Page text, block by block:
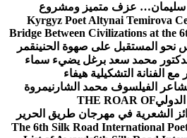
عزف متميز ومشروع
Kyrgyz Poet Altynai Temirova
Bridge Between Civilizations at the
نحو المستقبل على صهوة الحنينقمر
محمد سعد برغل يضيء سماء
مع الفنانة التشكيلية هيفاء
الفيلسوف محمد الشارنيمروة
THE ROAR OF
الشعرية في مهرجان طريق الحرير
The 6th Silk Road International